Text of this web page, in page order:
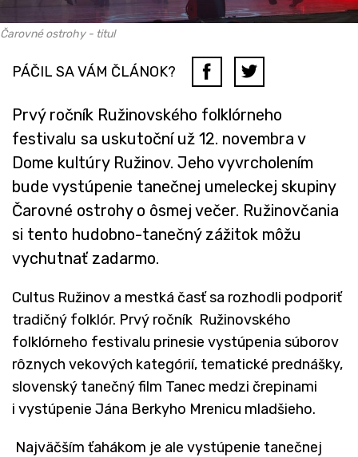
Čarovné ostrohy - titul
PÁČIL SA VÁM ČLÁNOK?
Prvý ročník Ružinovského folklórneho
festivalu sa uskutoční už 12. novembra v
Dome kultúry Ružinov. Jeho vyvrcholením
bude vystúpenie tanečnej umeleckej skupiny
Čarovné ostrohy o ôsmej večer. Ružinovčania
si tento hudobno-tanečný zážitok môžu
vychutnať zadarmo.
Cultus Ružinov a mestká časť sa rozhodli podporiť
tradičný folklór. Prvý ročník Ružinovského
folklórneho festivalu prinesie vystúpenia súborov
rôznych vekových kategórií, tematické prednášky,
slovenský tanečný film Tanec medzi črepinami
i vystúpenie Jána Berkyho Mrenicu mladšieho.
Najväčším ťahákom je ale vystúpenie tanečnej